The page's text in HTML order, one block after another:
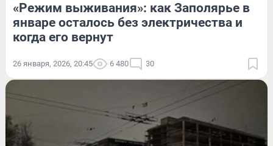
«Режим выживания»: как Заполярье в
январе осталось без электричества и
когда его вернут
26 января, 2026, 20:45 6 480 30